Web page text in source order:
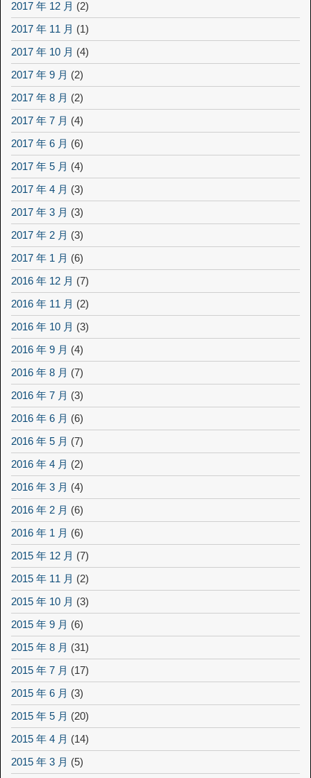
2017 年 12 月 (2)
2017 年 11 月 (1)
2017 年 10 月 (4)
2017 年 9 月 (2)
2017 年 8 月 (2)
2017 年 7 月 (4)
2017 年 6 月 (6)
2017 年 5 月 (4)
2017 年 4 月 (3)
2017 年 3 月 (3)
2017 年 2 月 (3)
2017 年 1 月 (6)
2016 年 12 月 (7)
2016 年 11 月 (2)
2016 年 10 月 (3)
2016 年 9 月 (4)
2016 年 8 月 (7)
2016 年 7 月 (3)
2016 年 6 月 (6)
2016 年 5 月 (7)
2016 年 4 月 (2)
2016 年 3 月 (4)
2016 年 2 月 (6)
2016 年 1 月 (6)
2015 年 12 月 (7)
2015 年 11 月 (2)
2015 年 10 月 (3)
2015 年 9 月 (6)
2015 年 8 月 (31)
2015 年 7 月 (17)
2015 年 6 月 (3)
2015 年 5 月 (20)
2015 年 4 月 (14)
2015 年 3 月 (5)